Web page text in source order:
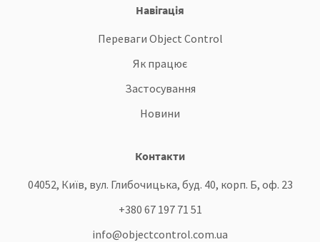
Навігація
Переваги Object Control
Як працює
Застосування
Новини
Контакти
04052, Київ, вул. Глибочицька, буд. 40, корп. Б, оф. 23
+380 67 197 71 51
info@objectcontrol.com.ua